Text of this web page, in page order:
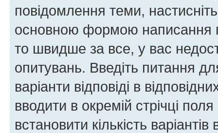
повідомлення теми,
основною формою написання
то швидше за все, у вас
опитувань. Введіть питання
варіанти відповіді в
вводити в окремій стрічці
встановити кількість